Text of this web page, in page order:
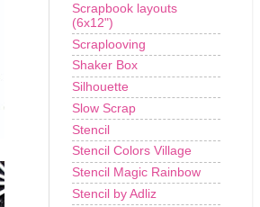
Scrapbook layouts
(6x12")
Scraplooving
Shaker Box
Silhouette
Slow Scrap
Stencil
Stencil Colors Village
Stencil Magic Rainbow
Stencil by Adliz